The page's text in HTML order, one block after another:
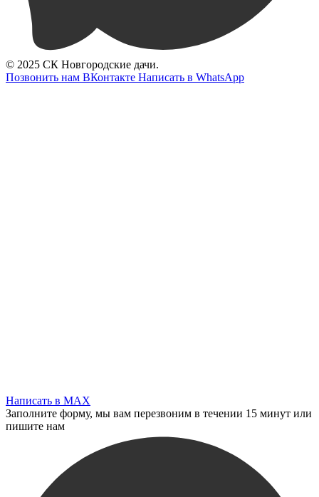
© 2025 СК Новгородские дачи.
Позвонить нам ВКонтакте Написать в WhatsApp
Написать в MAX
Заполните форму, мы вам перезвоним в течении 15 минут или
пишите нам